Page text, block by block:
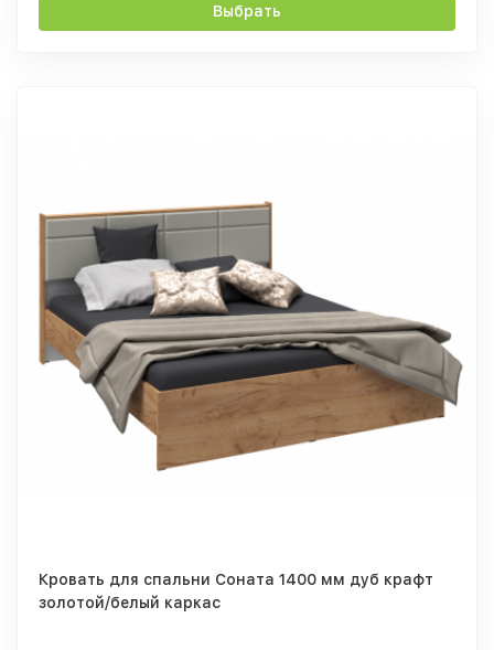
Выбрать
Кровать для спальни Соната 1400 мм дуб крафт
золотой/белый каркас